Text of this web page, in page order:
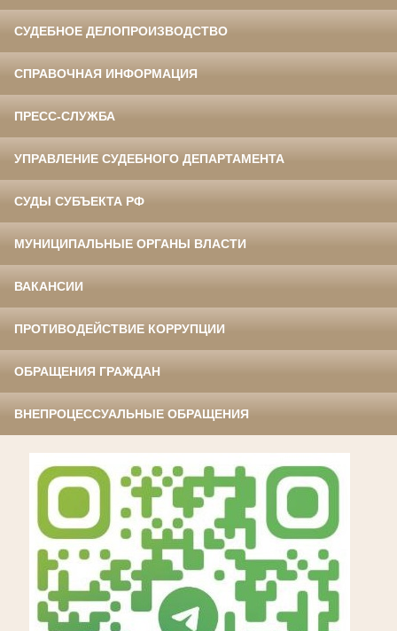
СУДЕБНОЕ ДЕЛОПРОИЗВОДСТВО
СПРАВОЧНАЯ ИНФОРМАЦИЯ
ПРЕСС-СЛУЖБА
УПРАВЛЕНИЕ СУДЕБНОГО ДЕПАРТАМЕНТА
СУДЫ СУБЪЕКТА РФ
МУНИЦИПАЛЬНЫЕ ОРГАНЫ ВЛАСТИ
ВАКАНСИИ
ПРОТИВОДЕЙСТВИЕ КОРРУПЦИИ
ОБРАЩЕНИЯ ГРАЖДАН
ВНЕПРОЦЕССУАЛЬНЫЕ ОБРАЩЕНИЯ